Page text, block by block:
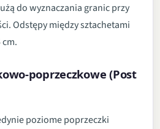
do wyznaczania granic przy
Odstępy między sztachetami
poprzeczkowe (Post
poziome poprzeczki